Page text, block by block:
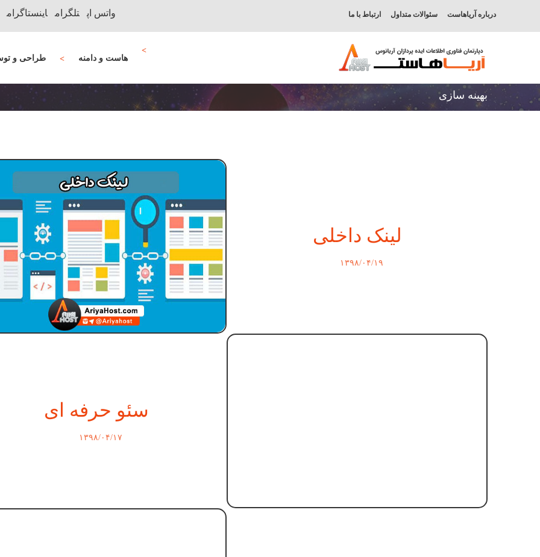
درباره آریاهاست سئوالات متداول ارتباط با ما واتس اپ تلگرام اینستاگرام
هاست و دامنه طراحی و
بهینه سازی
لینک داخلی
۱۳۹۸/۰۴/۱۹
سئو حرفه ای
۱۳۹۸/۰۴/۱۷